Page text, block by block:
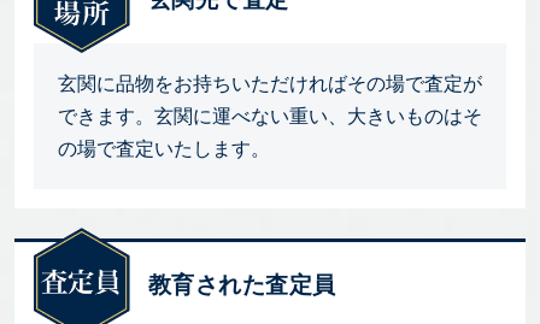
玄関に品物をお持ちいただければその場で査定が
できます。玄関に運べない重い、大きいものはそ
の場で査定いたします。
教育された査定員